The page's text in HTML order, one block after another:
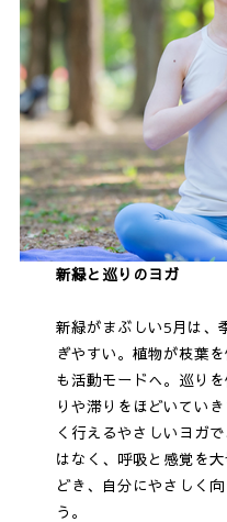
新緑と巡りのヨガ
新緑がまぶしい5月は、
ぎやすい。植物が枝葉
も活動モードへ。巡り
りや滞りをほどいてい
く行えるやさしいヨガ
はなく、呼吸と感覚を
どき、自分にやさしく
う。